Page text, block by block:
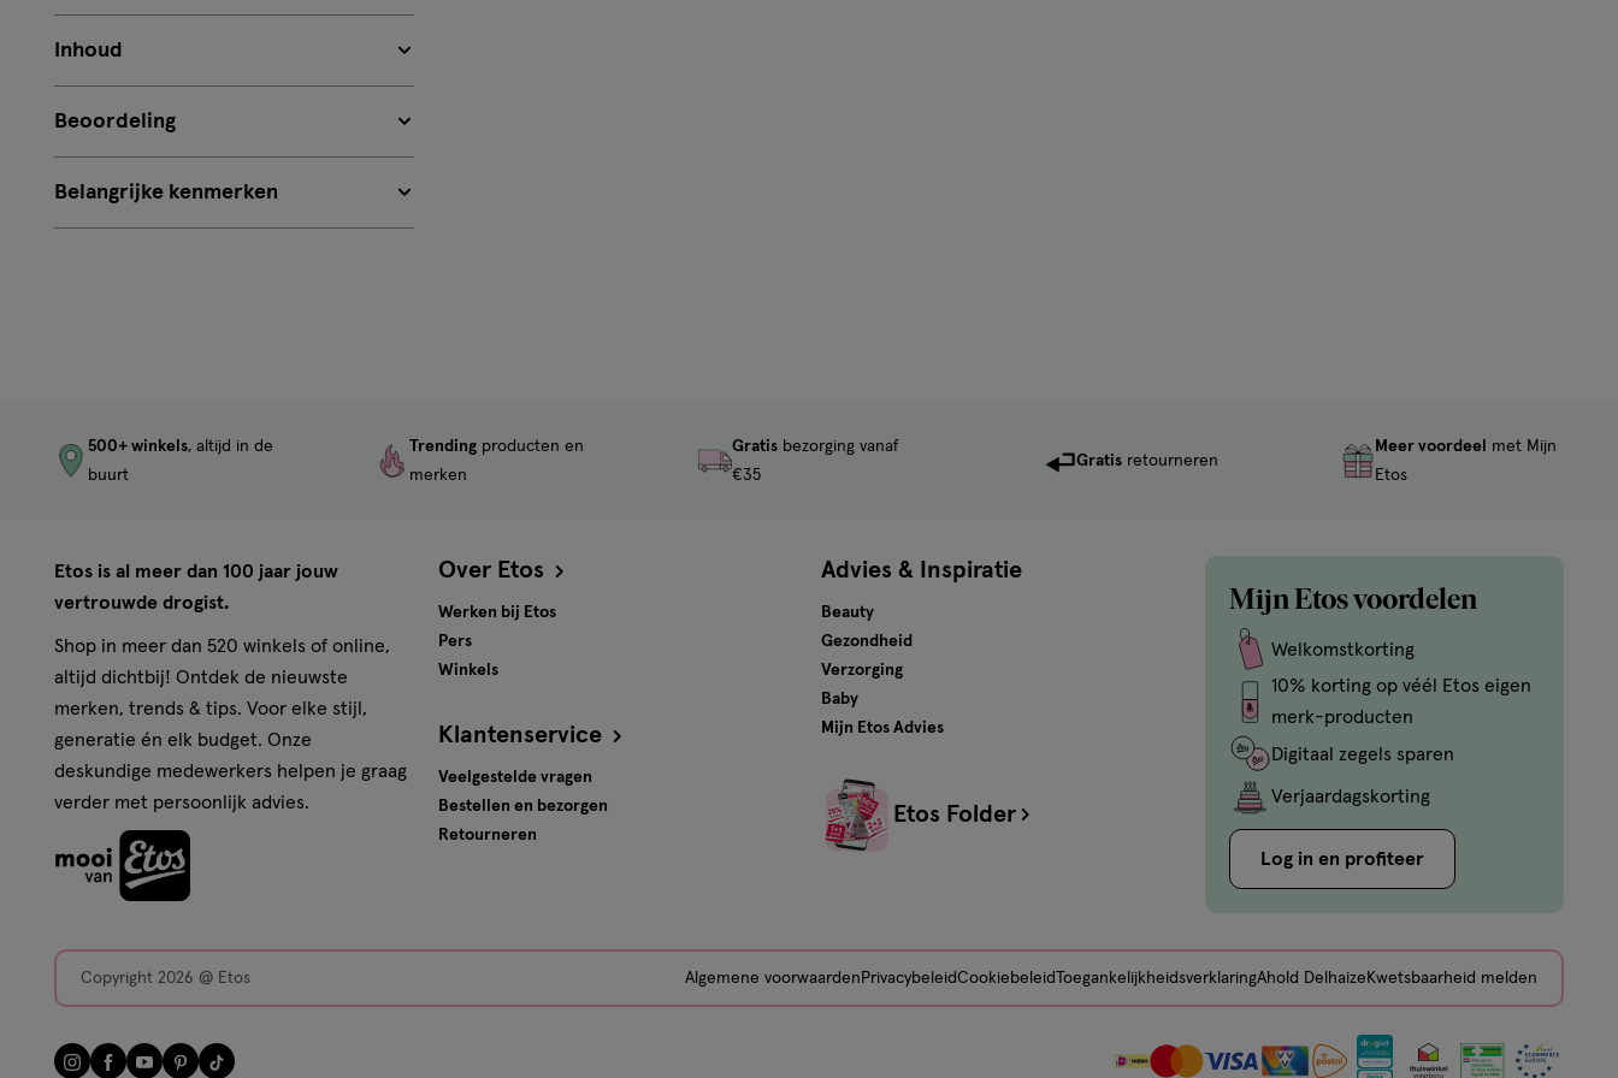
Inhoud
Beoordeling
Belangrijke kenmerken
500+ winkels, altijd in de
buurt
Trending producten en
merken
Gratisbezorging vanaf
€35
Gratis retourneren
Meer voordeel
met Mijn
Etos
Etos is al meer dan 100 jaar jouw
vertrouwde drogist.
Shop in meer dan 520 winkels of online,
altijd dichtbij! Ontdek de nieuwste
merken, trends & tips. Voor elke stijl,
generatie én elk budget. Onze
deskundige medewerkers helpen je graag
verder met persoonlijk advies.
Over Etos
Werken bij Etos
Pers
Winkels
Klantenservice
Veelgestelde vragen
Bestellen en bezorgen
Retourneren
Advies & Inspiratie
Beauty
Gezondheid
Verzorging
Baby
Mijn Etos Advies
Etos Folder
Mijn Etos voordelen
Welkomstkorting
10% korting op véél Etos eigen
merk-producten
Digitaal zegels sparen
Verjaardagskorting
Log in en profiteer
Copyright 2026 @ Etos Algemene voorwaarden PrivacybeleidCookiebeleid ToegankelijkheidsverklaringAhold Delhaize Kwetsbaarheid melden